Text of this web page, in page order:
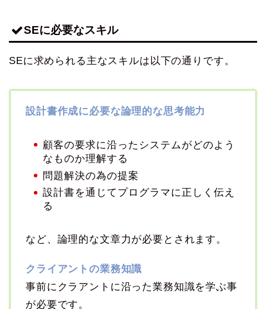
SEに必要なスキル
SEに求められる主なスキルは以下の通りです。
設計書作成に必要な論理的な思考能力
顧客の要求に沿ったシステムがどのよう
なものか理解する
問題解決の為の提案
設計書を通じてプログラマに正しく伝え
る
など、論理的な文章力が必要とされます。
クライアントの業務知識
事前にクラアントに沿った業務知識を学ぶ事
が必要です。